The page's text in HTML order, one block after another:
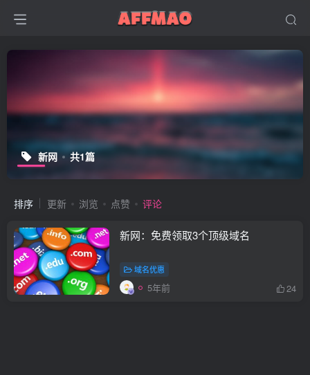
新网 共1篇
排序 更新 浏览 点赞 评论
新网：免费领取3个顶级域名
域名优惠
5年前 24